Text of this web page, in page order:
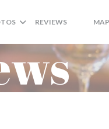
REVIEWS
((OPENS